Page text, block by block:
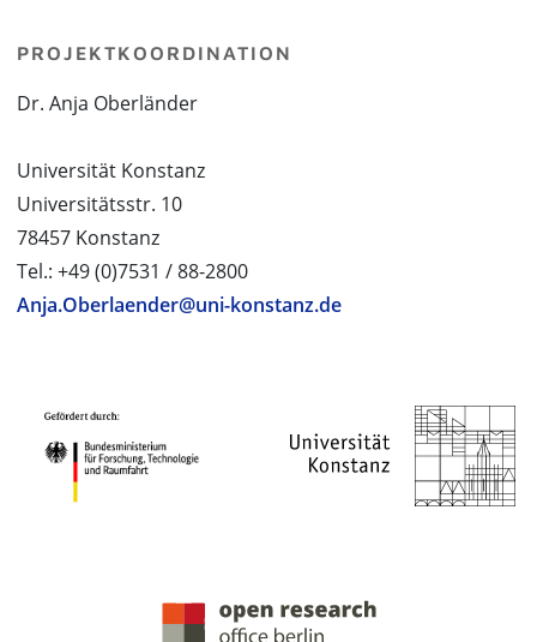
PROJEKTKOORDINATION
Dr. Anja Oberländer
Universität Konstanz
Universitätsstr. 10
78457 Konstanz
Tel.: +49 (0)7531 / 88-2800
Anja.Oberlaender@uni-konstanz.de